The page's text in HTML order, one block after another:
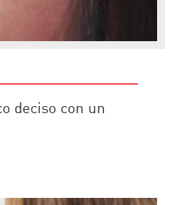
deciso con un